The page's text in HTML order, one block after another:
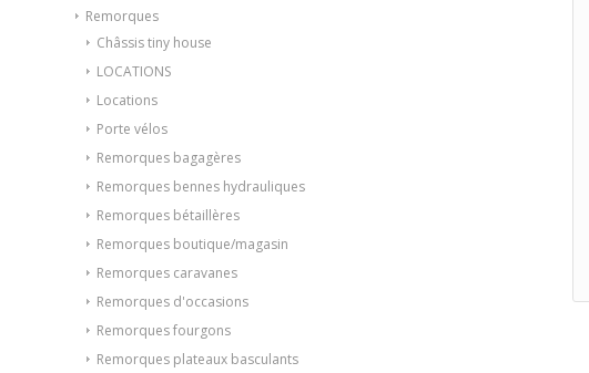
Remorques
Châssis tiny house
LOCATIONS
Locations
Porte vélos
Remorques bagagères
Remorques bennes hydrauliques
Remorques bétaillères
Remorques boutique/magasin
Remorques caravanes
Remorques d'occasions
Remorques fourgons
Remorques plateaux basculants